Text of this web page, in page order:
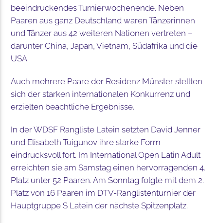
beeindruckendes Turnierwochenende. Neben
Paaren aus ganz Deutschland waren Tänzerinnen
und Tänzer aus 42 weiteren Nationen vertreten –
darunter China, Japan, Vietnam, Südafrika und die
USA.
Auch mehrere Paare der Residenz Münster stellten
sich der starken internationalen Konkurrenz und
erzielten beachtliche Ergebnisse.
In der WDSF Rangliste Latein setzten David Jenner
und Elisabeth Tuigunov ihre starke Form
eindrucksvoll fort. Im International Open Latin Adult
erreichten sie am Samstag einen hervorragenden 4.
Platz unter 52 Paaren. Am Sonntag folgte mit dem 2.
Platz von 16 Paaren im DTV-Ranglistenturnier der
Hauptgruppe S Latein der nächste Spitzenplatz.